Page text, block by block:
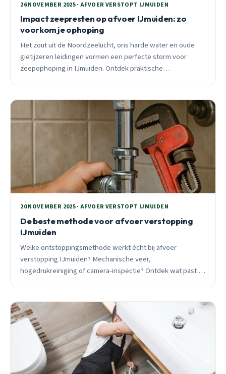
26 NOVEMBER 2025 · AFVOER VERSTOPT IJMUIDEN
Impact zeepresten op afvoer IJmuiden: zo
voorkom je ophoping
Het zout uit de Noordzeelucht, ons harde water en oude
gietijzeren leidingen vormen een perfecte storm voor
zeepophoping in IJmuiden. Ontdek praktische
20 NOVEMBER 2025 · AFVOER VERSTOPT IJMUIDEN
De beste methode voor afvoer verstopping
IJmuiden
Welke ontstoppingsmethode werkt écht bij afvoer
verstopping IJmuiden? Mechanische veer,
hogedrukreiniging of camera-inspectie? Ontdek wat past bij